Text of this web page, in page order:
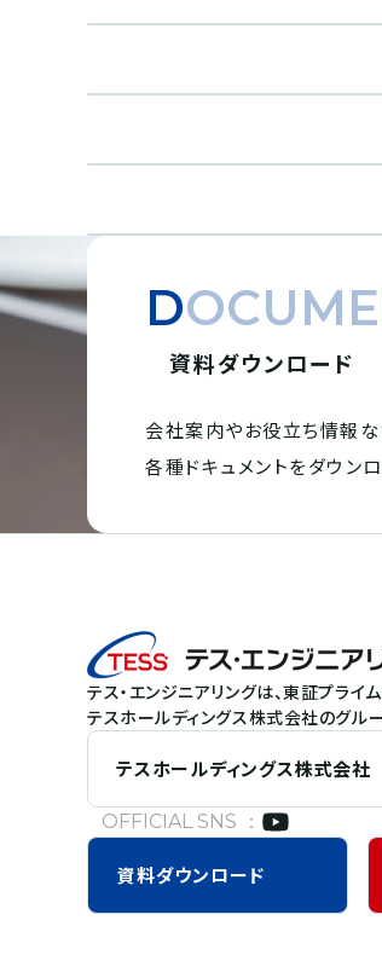
資料ダウンロード
会社案内やお役立ち情報な
各種ドキュメントをダウン
テス・エンジニアリングは、東証プライ
テスホールディングス株式会社のグル
テスホールディングス株式会社
OFFICIAL SNS ：
資料ダウンロード